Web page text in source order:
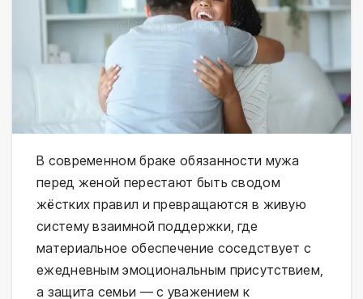
В современном браке обязанности мужа
перед женой перестают быть сводом
жёстких правил и превращаются в живую
систему взаимной поддержки, где
материальное обеспечение соседствует с
ежедневным эмоциональным присутствием,
а защита семьи — с уважением к